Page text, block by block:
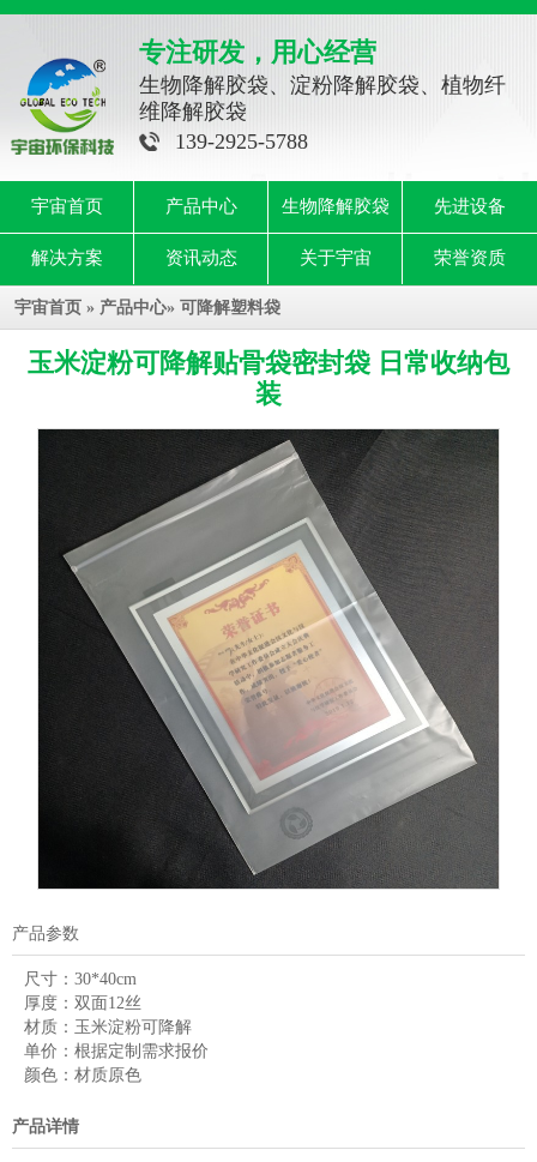
专注研发，用心经营
生物降解胶袋、淀粉降解胶袋、植物纤
维降解胶袋
139-2925-5788
宇宙首页 产品中心 生物降解胶袋 先进设备
解决方案 资讯动态 关于宇宙 荣誉资质
宇宙首页 » 产品中心» 可降解塑料袋
玉米淀粉可降解贴骨袋密封袋 日常收纳包
装
产品参数
尺寸： 30*40cm
厚度： 双面12丝
材质： 玉米淀粉可降解
单价： 根据定制需求报价
颜色： 材质原色
产品详情